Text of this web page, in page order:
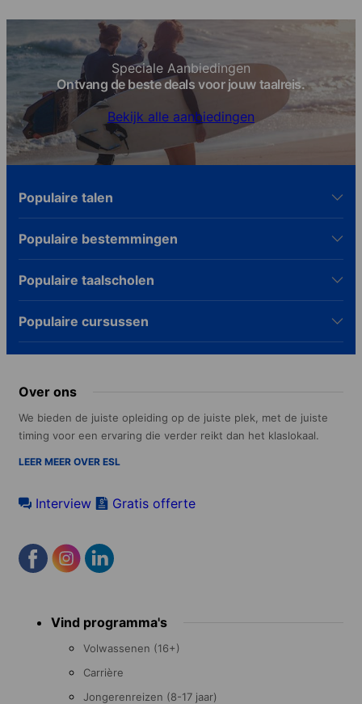
Speciale Aanbiedingen
Ontvang de beste deals voor jouw taalreis.
Bekijk alle aanbiedingen
Populaire talen
Populaire bestemmingen
Populaire taalscholen
Populaire cursussen
Over ons
We bieden de juiste opleiding op de juiste plek, met de juiste
timing voor een ervaring die verder reikt dan het klaslokaal.
LEER MEER OVER ESL
Interview Gratis offerte
menuVind programma's
Volwassenen (16+)
Carrière
Jongerenreizen (8-17 jaar)